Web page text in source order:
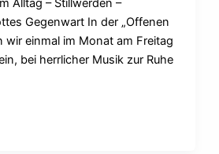
Alltag – Stillwerden –
Gegenwart In der „Offenen
wir einmal im Monat am Freitag
bei herrlicher Musik zur Ruhe